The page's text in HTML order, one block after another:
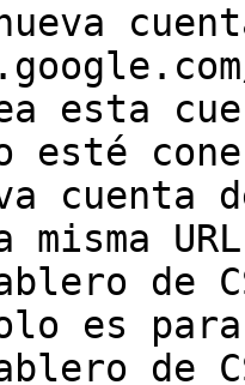
esta
esté
cuenta
misma
de
es
de